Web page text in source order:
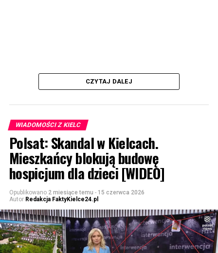
CZYTAJ DALEJ
WIADOMOŚCI Z KIELC
Polsat: Skandal w Kielcach.
Mieszkańcy blokują budowę
hospicjum dla dzieci [WIDEO]
Opublikowano 2 miesiące temu - 15 czerwca 2026
Autor Redakcja FaktyKielce24.pl